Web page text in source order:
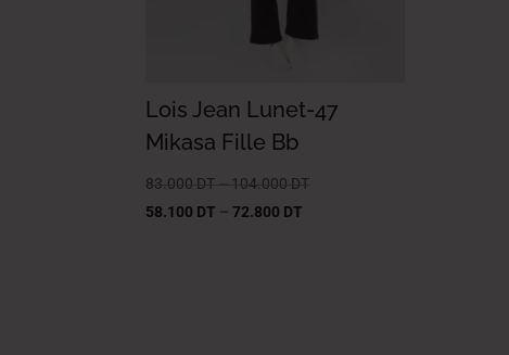
Lois Jean Lunet-47
Mikasa Fille Bb
83.000 DT 104.000 DT
58.100 DT –72.800 DT